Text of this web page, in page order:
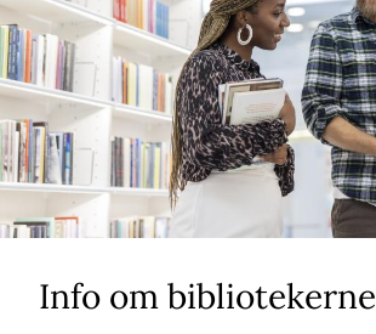
Info om bibliotekerne